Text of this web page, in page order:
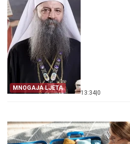
MNOGAJA LJETA
13:34 0